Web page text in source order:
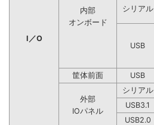
I／O
内部
オンボード
シリアル
USB
筐体前面
USB
外部
IOパネル
シリアル
USB3.1
USB2.0